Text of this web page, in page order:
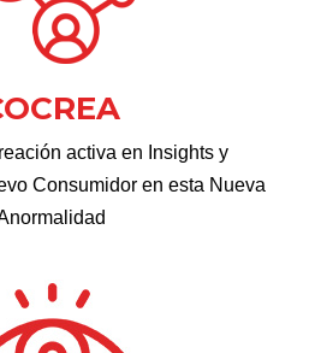
activa en Insights y
Consumidor en esta Nueva